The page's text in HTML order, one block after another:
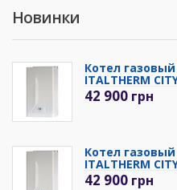
Новинки
Котел
ITALTHERM
42 900 грн
Котел
ITALTHERM
42 900 грн